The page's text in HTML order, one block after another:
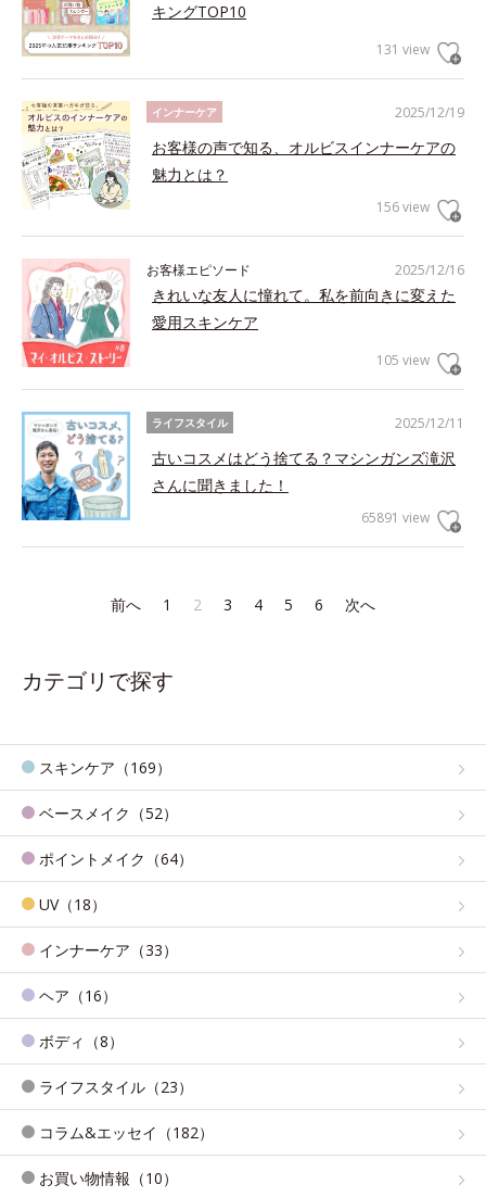
キングTOP10
131 view
2025/12/19
インナーケア
お客様の声で知る、オルビスインナーケアの
魅力とは？
156 view
2025/12/16
お客様エピソード
きれいな友人に憧れて。私を前向きに変えた
愛用スキンケア
105 view
2025/12/11
ライフスタイル
古いコスメはどう捨てる？マシンガンズ滝沢
さんに聞きました！
65891 view
前へ 1 2 3 4 5 6 次へ
カテゴリで探す
スキンケア（169）
ベースメイク（52）
ポイントメイク（64）
UV（18）
インナーケア（33）
ヘア（16）
ボディ（8）
ライフスタイル（23）
コラム&エッセイ（182）
お買い物情報（10）